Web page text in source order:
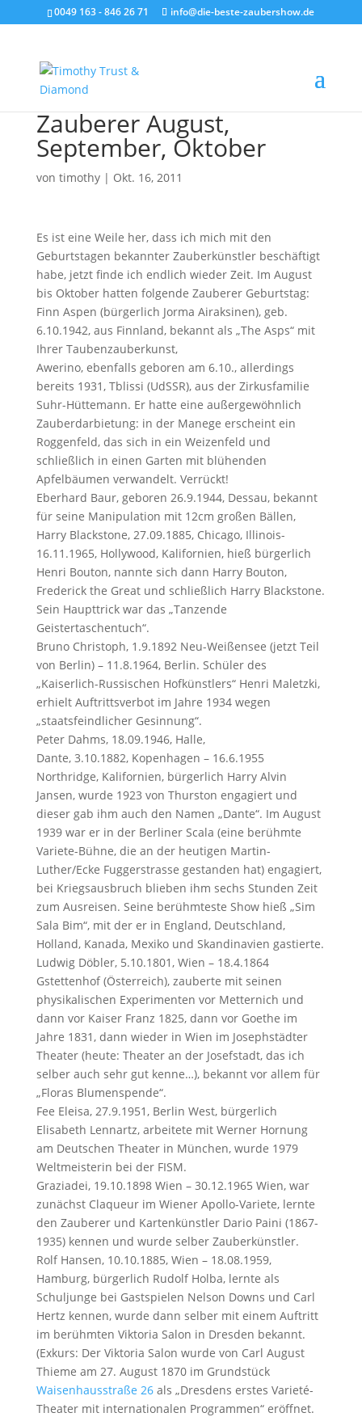
0049 163 - 846 26 71 info@die-beste-zaubershow.de
Zauberer August,
September, Oktober
von timothy| Okt. 16, 2011
Es ist eine Weile her, dass ich mich mit den
Geburtstagen bekannter Zauberkünstler beschäftigt
habe, jetzt finde ich endlich wieder Zeit. Im August
bis Oktober hatten folgende Zauberer Geburtstag:
Finn Aspen (bürgerlich Jorma Airaksinen), geb.
6.10.1942, aus Finnland, bekannt als „The Asps“ mit
Ihrer Taubenzauberkunst,
Awerino, ebenfalls geboren am 6.10., allerdings
bereits 1931, Tblissi (UdSSR), aus der Zirkusfamilie
Suhr-Hüttemann. Er hatte eine außergewöhnlich
Zauberdarbietung: in der Manege erscheint ein
Roggenfeld, das sich in ein Weizenfeld und
schließlich in einen Garten mit blühenden
Apfelbäumen verwandelt. Verrückt!
Eberhard Baur, geboren 26.9.1944, Dessau, bekannt
für seine Manipulation mit 12cm großen Bällen,
Harry Blackstone, 27.09.1885, Chicago, Illinois-
16.11.1965, Hollywood, Kalifornien, hieß bürgerlich
Henri Bouton, nannte sich dann Harry Bouton,
Frederick the Great und schließlich Harry Blackstone.
Sein Haupttrick war das „Tanzende
Geistertaschentuch“.
Bruno Christoph, 1.9.1892 Neu-Weißensee (jetzt Teil
von Berlin) – 11.8.1964, Berlin. Schüler des
„Kaiserlich-Russischen Hofkünstlers“ Henri Maletzki,
erhielt Auftrittsverbot im Jahre 1934 wegen
„staatsfeindlicher Gesinnung“.
Peter Dahms, 18.09.1946, Halle,
Dante, 3.10.1882, Kopenhagen – 16.6.1955
Northridge, Kalifornien, bürgerlich Harry Alvin
Jansen, wurde 1923 von Thurston engagiert und
dieser gab ihm auch den Namen „Dante“. Im August
1939 war er in der Berliner Scala (eine berühmte
Variete-Bühne, die an der heutigen Martin-
Luther/Ecke Fuggerstrasse gestanden hat) engagiert,
bei Kriegsausbruch blieben ihm sechs Stunden Zeit
zum Ausreisen. Seine berühmteste Show hieß „Sim
Sala Bim“, mit der er in England, Deutschland,
Holland, Kanada, Mexiko und Skandinavien gastierte.
Ludwig Döbler, 5.10.1801, Wien – 18.4.1864
Gstettenhof (Österreich), zauberte mit seinen
physikalischen Experimenten vor Metternich und
dann vor Kaiser Franz 1825, dann vor Goethe im
Jahre 1831, dann wieder in Wien im Josephstädter
Theater (heute: Theater an der Josefstadt, das ich
selber auch sehr gut kenne…), bekannt vor allem für
„Floras Blumenspende“.
Fee Eleisa, 27.9.1951, Berlin West, bürgerlich
Elisabeth Lennartz, arbeitete mit Werner Hornung
am Deutschen Theater in München, wurde 1979
Weltmeisterin bei der FISM.
Graziadei, 19.10.1898 Wien – 30.12.1965 Wien, war
zunächst Claqueur im Wiener Apollo-Variete, lernte
den Zauberer und Kartenkünstler Dario Paini (1867-
1935) kennen und wurde selber Zauberkünstler.
Rolf Hansen, 10.10.1885, Wien – 18.08.1959,
Hamburg, bürgerlich Rudolf Holba, lernte als
Schuljunge bei Gastspielen Nelson Downs und Carl
Hertz kennen, wurde dann selber mit einem Auftritt
im berühmten Viktoria Salon in Dresden bekannt.
(Exkurs: Der Viktoria Salon wurde von Carl August
Thieme am 27. August 1870 im Grundstück
Waisenhausstraße 26als „Dresdens erstes Varieté-
Theater mit internationalen Programmen“ eröffnet.